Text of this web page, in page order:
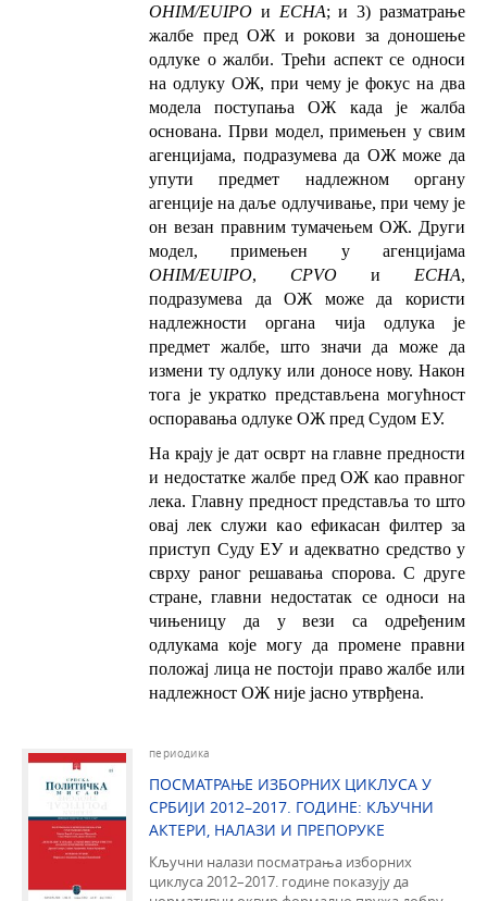
OHIM/EUIPO и ECHA; и 3) разматрање
жалбе пред ОЖ и рокови за доношење
одлуке о жалби. Трећи аспект се односи
на одлуку ОЖ, при чему је фокус на два
модела поступања ОЖ када је жалба
основана. Први модел, примењен у свим
агенцијама, подразумева да ОЖ може да
упути предмет надлежном органу
агенције на даље одлучивање, при чему је
он везан правним тумачењем ОЖ. Други
модел, примењен у агенцијама
OHIM/EUIPO, CPVO и ECHA,
подразумева да ОЖ може да користи
надлежности органа чија одлука је
предмет жалбе, што значи да може да
измени ту одлуку или доносе нову. Након
тога је укратко представљена могућност
оспоравања одлуке ОЖ пред Судом ЕУ.
На крају је дат осврт на главне предности
и недостатке жалбе пред ОЖ као правног
лека. Главну предност представља то што
овај лек служи као ефикасан филтер за
приступ Суду ЕУ и адекватно средство у
сврху раног решавања спорова. С друге
стране, главни недостатак се односи на
чињеницу да у вези са одређеним
одлукама које могу да промене правни
положај лица не постоји право жалбе или
надлежност ОЖ није јасно утврђена.
периодика
ПОСМАТРАЊЕ ИЗБОРНИХ ЦИКЛУСА У
СРБИЈИ 2012–2017. ГОДИНЕ: КЉУЧНИ
АКТЕРИ, НАЛАЗИ И ПРЕПОРУКЕ
Кључни налази посматрања изборних
циклуса 2012–2017. године показују да